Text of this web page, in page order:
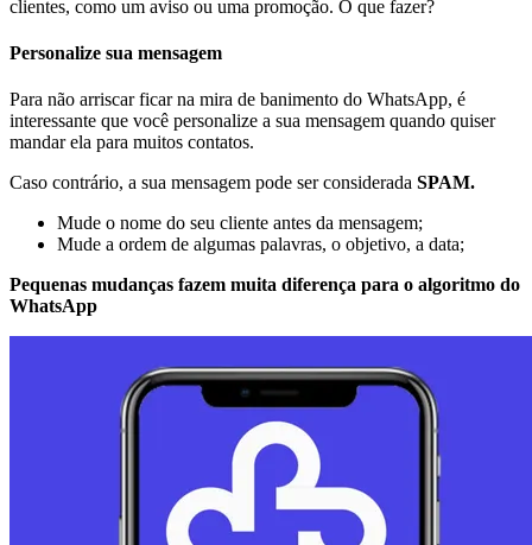
clientes, como um aviso ou uma promoção. O que fazer?
Personalize sua mensagem
Para não arriscar ficar na mira de banimento do WhatsApp, é
interessante que você personalize a sua mensagem quando quiser
mandar ela para muitos contatos.
Caso contrário, a sua mensagem pode ser considerada SPAM.
Mude o nome do seu cliente antes da mensagem;
Mude a ordem de algumas palavras, o objetivo, a data;
Pequenas mudanças fazem muita diferença para o algoritmo do
WhatsApp